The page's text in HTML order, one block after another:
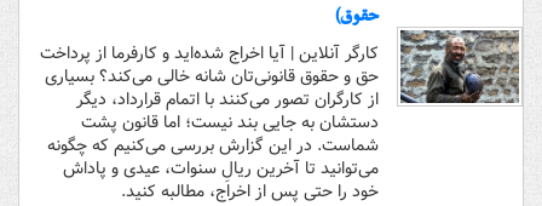
حقوق)
کارگر آنلاین | آیا اخراج شده‌اید و کارفرما از پرداخت
حق و حقوق قانونی‌تان شانه خالی می‌کند؟ بسیاری
از کارگران تصور می‌کنند با اتمام قرارداد، دیگر
دستشان به جایی بند نیست؛ اما قانون پشت
شماست. در این گزارش بررسی می‌کنیم که چگونه
می‌توانید تا آخرین ریالِ سنوات، عیدی و پاداش
خود را حتی پس از اخراج، مطالبه کنید.